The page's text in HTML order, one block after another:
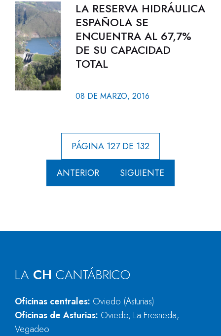
LA RESERVA HIDRÁULICA
ESPAÑOLA SE
ENCUENTRA AL 67,7%
DE SU CAPACIDAD
TOTAL
08 DE MARZO, 2016
PÁGINA 127 DE 132
ANTERIOR SIGUIENTE
LA CH CANTÁBRICO
Oficinas centrales: Oviedo (Asturias)
Oficinas de Asturias: Oviedo, La Fresneda,
Vegadeo